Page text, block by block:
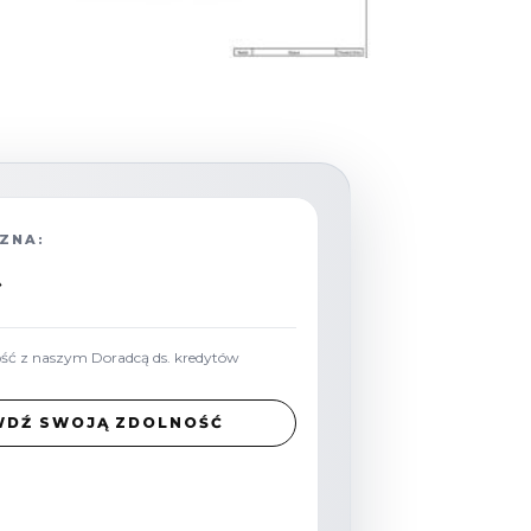
z naszym Doradcą ds. kredytów
SWOJĄ ZDOLNOŚĆ